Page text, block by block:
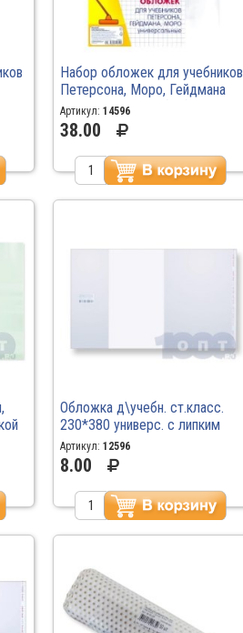
Набор обложек для учебников
Петерсона, Моро, Гейдмана
унив.с лип.слоем (5ш) 265*490
80мкр 17.33 /100
Артикул: 14596
38.00
Обложка д\учебн. ст.класс.
230*380 универс. с липким
слоем 80мкм 230.1
Артикул: 12596
8.00